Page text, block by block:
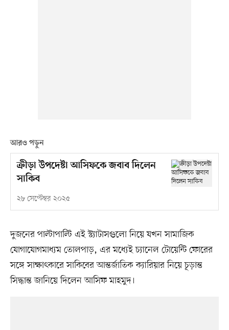
আরও পড়ুন
ক্রীড়া উপদেষ্টা আসিফকে জবাব দিলেন
সাকিব
২৮ সেপ্টেম্বর ২০২৫
দুজনের পাল্টাপাল্টি এই স্ট্যাটাসগুলো নিয়ে যখন সামাজিক
যোগাযোগমাধ্যম তোলপাড়, এর মধ্যেই চ্যানেল টোয়েন্টি ফোরের
সঙ্গে সাক্ষাৎকারে সাকিবের আন্তর্জাতিক ক্যারিয়ার নিয়ে চূড়ান্ত
সিদ্ধান্ত জানিয়ে দিলেন আসিফ মাহমুদ।